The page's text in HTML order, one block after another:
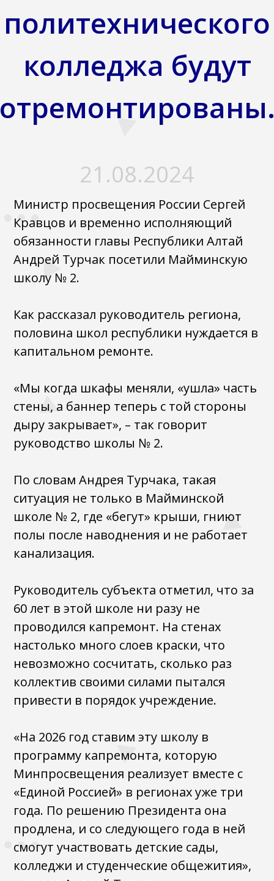
политехнического
колледжа будут
21.08.2024
Министр просвещения России Сергей
Кравцов и временно исполняющий
обязанности главы Республики Алтай
Андрей Турчак посетили Майминскую
школу № 2.
Как рассказал руководитель региона,
половина школ республики нуждается в
капитальном ремонте.
«Мы когда шкафы меняли, «ушла» часть
стены, а баннер теперь с той стороны
дыру закрывает», – так говорит
руководство школы № 2.
По словам Андрея Турчака, такая
ситуация не только в Майминской
школе № 2, где «бегут» крыши, гниют
полы после наводнения и не работает
канализация.
Руководитель субъекта отметил, что за
60 лет в этой школе ни разу не
проводился капремонт. На стенах
настолько много слоев краски, что
невозможно сосчитать, сколько раз
коллектив своими силами пытался
привести в порядок учреждение.
«На 2026 год ставим эту школу в
программу капремонта, которую
Минпросвещения реализует вместе с
«Единой Россией» в регионах уже три
года. По решению Президента она
продлена, и со следующего года в ней
смогут участвовать детские сады,
колледжи и студенческие общежития»,